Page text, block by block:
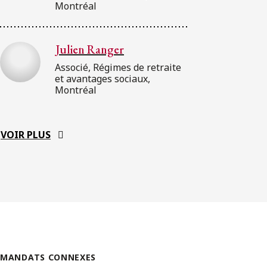
Montréal
Julien Ranger
Associé, Régimes de retraite
et avantages sociaux,
Montréal
VOIR PLUS
MANDATS CONNEXES